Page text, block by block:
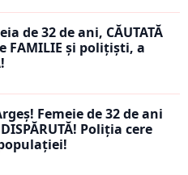
de 32 de ani, CĂUTATĂ
FAMILIE și polițiști, a
Femeie de 32 de ani
Poliția cere